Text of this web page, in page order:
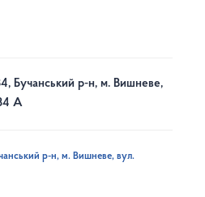
Бучанський р-н, м. Вишневе,
А
р-н, м. Вишневе, вул.